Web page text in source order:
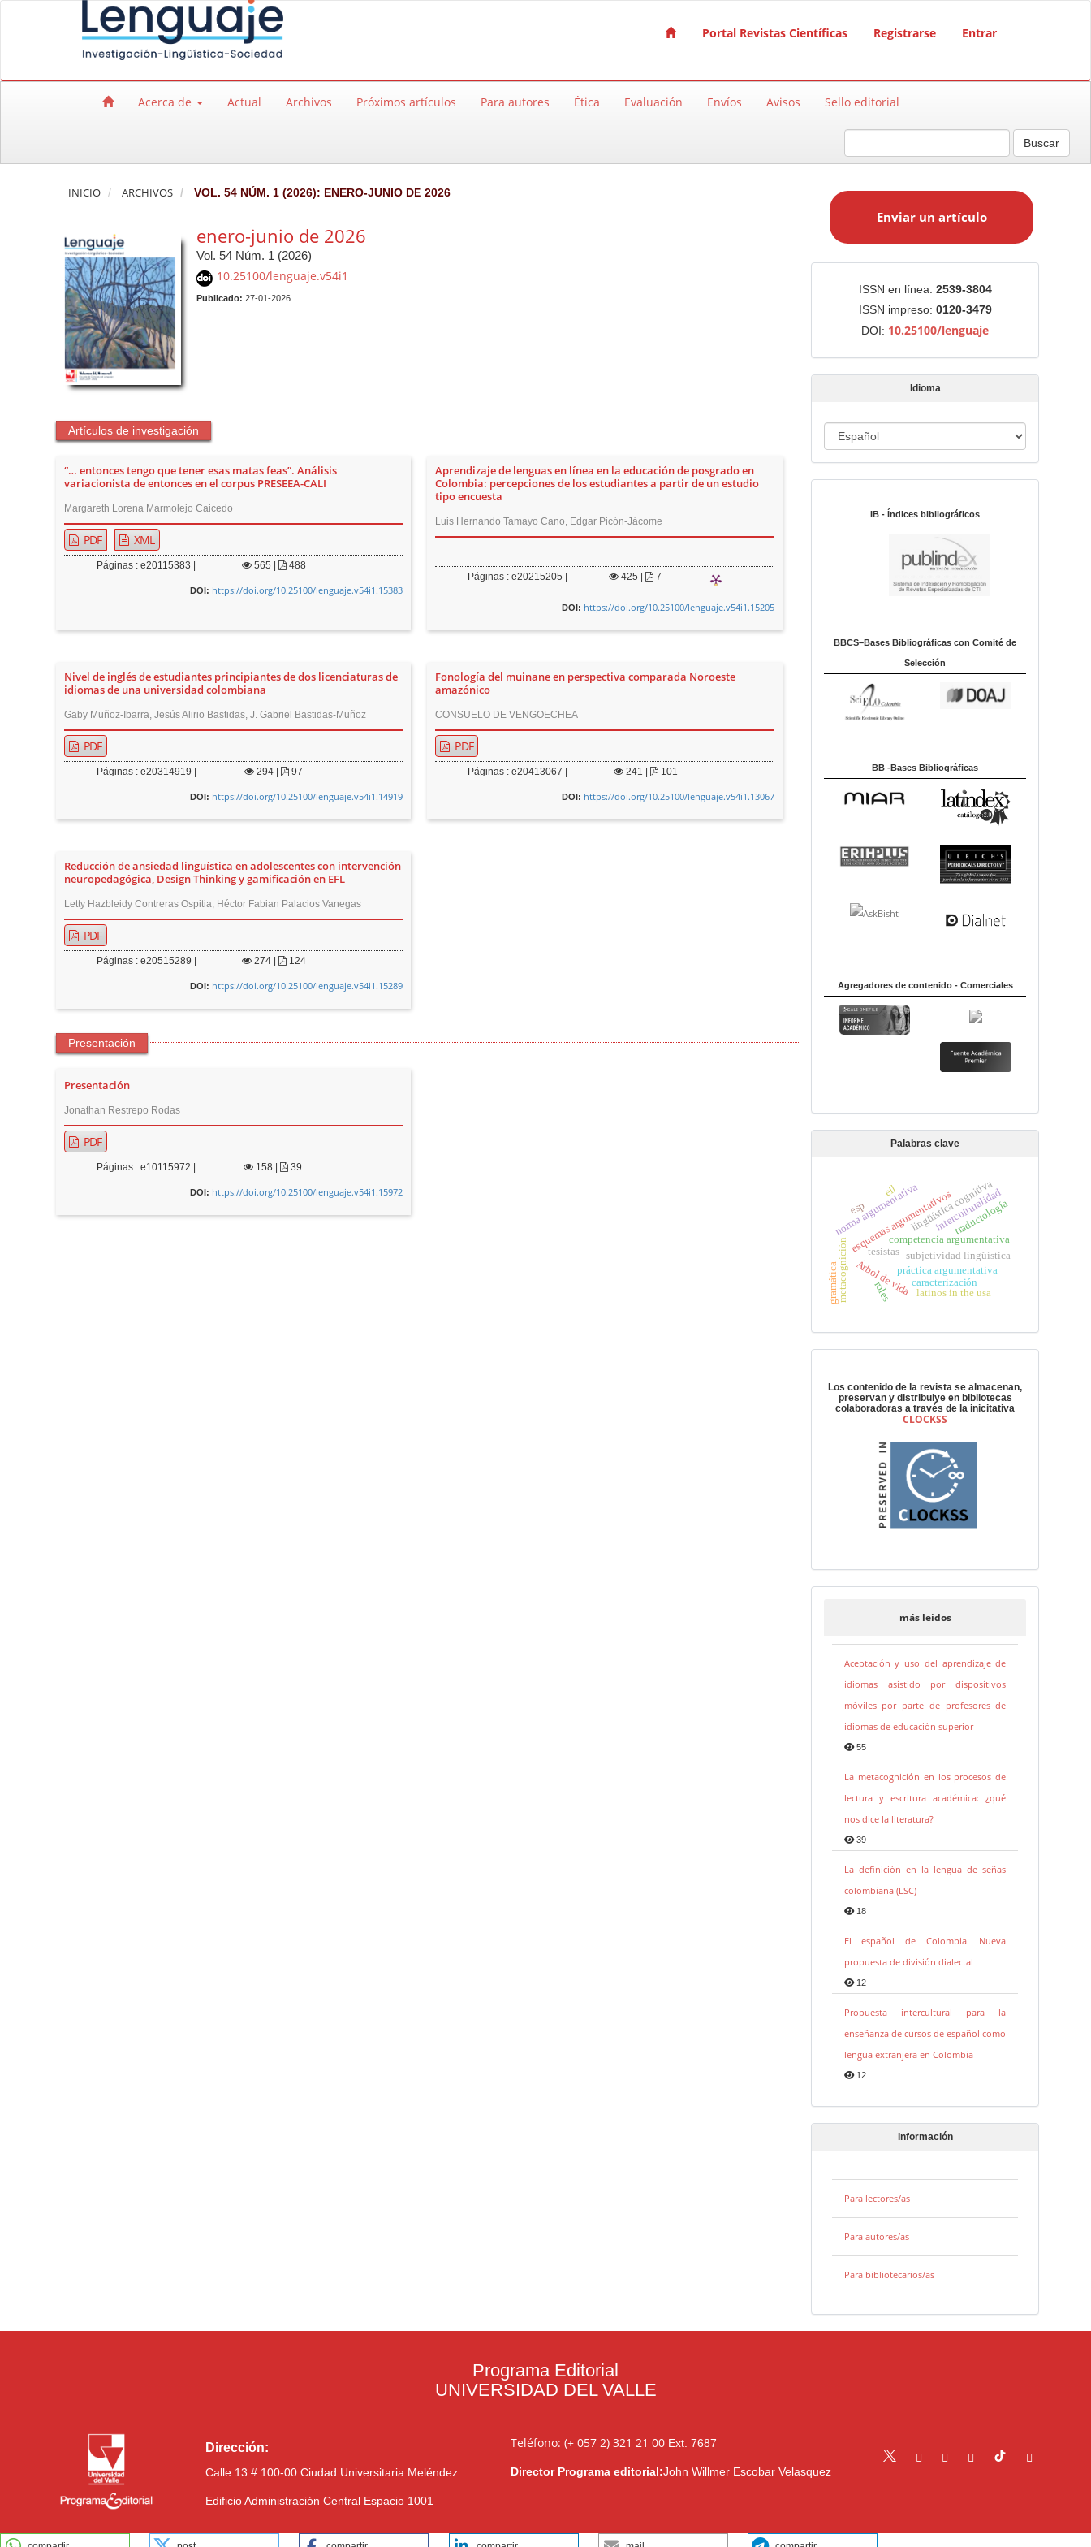
Salto rápido al contenido de la página
Navegación principal
Contenido principal
Portal Revistas Científicas Registrarse Entrar
Acerca de Actual Archivos Próximos artículos Para autores Ética Evaluación Envíos Avisos Sello editorial
Buscar
INICIO ARCHIVOS VOL. 54 NÚM. 1 (2026): ENERO-JUNIO DE 2026
enero-junio de 2026
Vol. 54 Núm. 1 (2026)
10.25100/lenguaje.v54i1
Publicado: 27-01-2026
Artículos de investigación
“… entonces tengo que tener esas matas feas”. Análisis
variacionista de entonces en el corpus PRESEEA-CALI
Margareth Lorena Marmolejo Caicedo
PDF XML
Páginas : e20115383 | 565 | 488
DOI: https://doi.org/10.25100/lenguaje.v54i1.15383
Aprendizaje de lenguas en línea en la educación de posgrado en
Colombia: percepciones de los estudiantes a partir de un estudio
tipo encuesta
Luis Hernando Tamayo Cano, Edgar Picón-Jácome
Páginas : e20215205 | 425 | 7
DOI: https://doi.org/10.25100/lenguaje.v54i1.15205
Nivel de inglés de estudiantes principiantes de dos licenciaturas de
idiomas de una universidad colombiana
Gaby Muñoz-Ibarra, Jesús Alirio Bastidas, J. Gabriel Bastidas-Muñoz
PDF
Páginas : e20314919 | 294| 97
DOI: https://doi.org/10.25100/lenguaje.v54i1.14919
Fonología del muinane en perspectiva comparada Noroeste
amazónico
CONSUELO DE VENGOECHEA
PDF
Páginas : e20413067 | 241 | 101
DOI: https://doi.org/10.25100/lenguaje.v54i1.13067
Reducción de ansiedad lingüística en adolescentes con intervención
neuropedagógica, Design Thinking y gamificación en EFL
Letty Hazbleidy Contreras Ospitia, Héctor Fabian Palacios Vanegas
PDF
Páginas : e20515289 | 274 | 124
DOI: https://doi.org/10.25100/lenguaje.v54i1.15289
Presentación
Presentación
Jonathan Restrepo Rodas
PDF
Páginas : e10115972 | 158 | 39
DOI: https://doi.org/10.25100/lenguaje.v54i1.15972
a
r
t
Enviar un artículo
ISSN en línea: 2539-3804
ISSN impreso: 0120-3479
DOI: 10.25100/lenguaje
Idioma
d
m
IB - Índices bibliográficos
BBCS–Bases Bibliográficas con Comité de
Selección
BB -Bases Bibliográficas
Agregadores de contenido - Comerciales
Palabras clave
competencia argumentativa
esquemas argumentativos
norma argumentativa
práctica argumentativa
metacognición tesistas
lingüística cognitiva
subjetividad lingüística
interculturalidad
Árbol de vidacaracterización
traductología
gramática latinos in the usa
esp
ell
roles
Los contenido de la revista se almacenan,
preservan y distribuiye en bibliotecas
colaboradoras a través de la inicitativa
CLOCKSS
más leidos
Aceptación y uso del aprendizaje de
idiomas asistido por dispositivos
móviles por parte de profesores de
idiomas de educación superior
55
La metacognición en los procesos de
lectura y escritura académica: ¿qué
nos dice la literatura?
39
La definición en la lengua de señas
colombiana (LSC)
18
El español de Colombia. Nueva
propuesta de división dialectal
12
Propuesta intercultural para la
enseñanza de cursos de español como
lengua extranjera en Colombia
12
Información
Para lectores/as
Para autores/as
Para bibliotecarios/as
Programa Editorial
UNIVERSIDAD DEL VALLE
Dirección:
Calle 13 # 100-00 Ciudad Universitaria Meléndez
Edificio Administración Central Espacio 1001
Teléfono: (+ 057 2) 321 21 00Ext. 7687
Director Programa editorial:John Willmer Escobar Velasquez